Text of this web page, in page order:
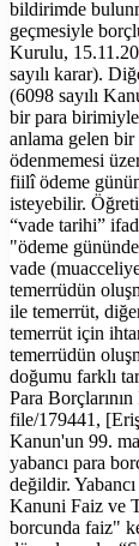
bildirimde
geçmesiyle
Kurulu,
sayılı karar).
(6098 sayılı
bir para
anlama gelen
ödenmemesi
fiilî ödeme
isteyebilir.
“vade tarihi”
"ödeme
vade
temerrüdün
ile temerrüt,
temerrüt için
temerrüdün
doğumu farklı
Para
file/179441,
Kanun'un 99.
yabancı para
değildir.
Kanuni Faiz ve
borcunda faiz"